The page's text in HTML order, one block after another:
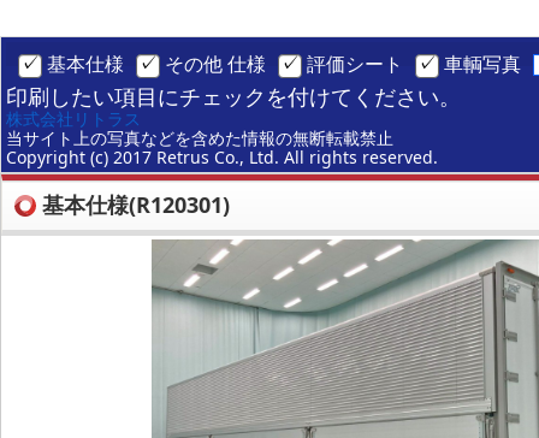
基本仕様 その他 仕様 評価シート 車輌写真
印刷したい項目にチェックを付けてください。
株式会社リトラス
当サイト上の写真などを含めた情報の無断転載禁止
Copyright (c) 2017 Retrus Co., Ltd. All rights reserved.
基本仕様(R120301)